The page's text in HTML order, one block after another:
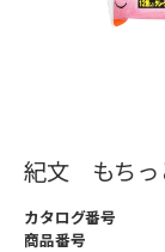
紀文 もちっ
カタログ番号
商品番号